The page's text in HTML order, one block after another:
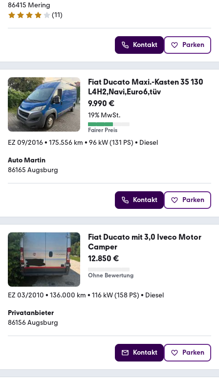
86415 Mering
3.8 Sterne
(11)
Kontakt Parken
Fiat Ducato Maxi.-Kasten 35 130
L4H2,Navi,Euro6,tüv
9.990 €
19% MwSt.
Fairer Preis
EZ 09/2016• 175.556 km • 96 kW (131 PS) • Diesel
Auto Martin
86165 Augsburg
Kontakt Parken
Fiat Ducato mit 3,0 Iveco Motor
Camper
12.850 €
Ohne Bewertung
EZ 03/2010 • 136.000 km • 116 kW (158 PS) • Diesel
Privatanbieter
86156 Augsburg
Kontakt Parken